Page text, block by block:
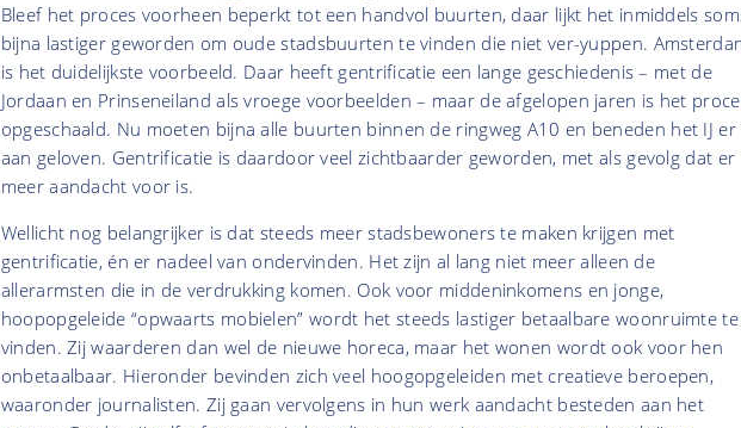
Bleef het proces voorheen beperkt tot een handvol buurten, daar lijkt het inmiddels
bijna lastiger geworden om oude stadsbuurten te vinden die niet ver-yuppen.
is het duidelijkste voorbeeld. Daar heeft gentrificatie een lange geschiedenis – met de
Jordaan en Prinseneiland als vroege voorbeelden – maar de afgelopen jaren is het
opgeschaald. Nu moeten bijna alle buurten binnen de ringweg A10 en beneden het IJ er
aan geloven. Gentrificatie is daardoor veel zichtbaarder geworden, met als gevolg dat er
meer aandacht voor is.
Wellicht nog belangrijker is dat steeds meer stadsbewoners te maken krijgen met
gentrificatie, én er nadeel van ondervinden. Het zijn al lang niet meer alleen de
allerarmsten die in de verdrukking komen. Ook voor middeninkomens en jonge,
hoopopgeleide “opwaarts mobielen” wordt het steeds lastiger betaalbare woonruimte te
vinden. Zij waarderen dan wel de nieuwe horeca, maar het wonen wordt ook voor hen
onbetaalbaar. Hieronder bevinden zich veel hoogopgeleiden met creatieve beroepen,
waaronder journalisten. Zij gaan vervolgens in hun werk aandacht besteden aan het